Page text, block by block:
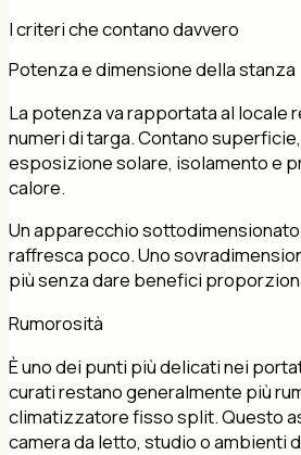
I criteri che contano davvero
Potenza e dimensione della stanza
La potenza va rapportata al locale
numeri di targa. Contano
esposizione solare, isolamento e
calore.
Un apparecchio
raffresca poco. Uno
più senza dare benefici
Rumorosità
È uno dei punti più delicati nei
curati restano generalmente più
climatizzatore fisso split. Questo
camera da letto, studio o ambienti